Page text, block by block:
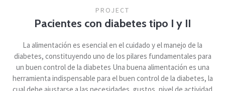
PROJECT
Pacientes con diabetes tipo I y II
La alimentación es esencial en el cuidado y el manejo de la
diabetes, constituyendo uno de los pilares fundamentales para
un buen control de la diabetes Una buena alimentación es una
herramienta indispensable para el buen control de la diabetes, la